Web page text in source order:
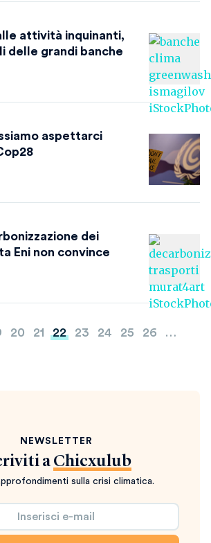
attività inquinanti,
delle grandi banche
aspettarci
dei
Eni non convince
20 21 22 23 24 25 26
…
NEWSLETTER
a Chicxulub
sulla crisi climatica.